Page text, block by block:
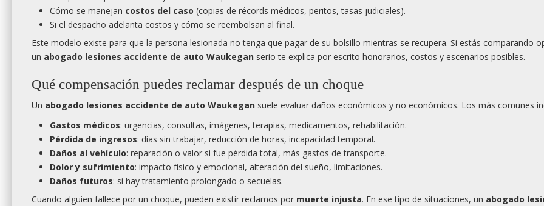
Cómo se manejan costos del caso (copias de récords médicos, peritos, tasas judiciales).
Si el despacho adelanta costos y cómo se reembolsan al final.
Este modelo existe para que la persona lesionada no tenga que pagar de su bolsillo mientras se recupera. Si estás comparando
un abogado lesiones accidente de auto Waukegan serio te explica por escrito honorarios, costos y escenarios posibles.
Qué compensación puedes reclamar después de un choque
Un abogado lesiones accidente de auto Waukegan suele evaluar daños económicos y no económicos. Los más comunes
Gastos médicos: urgencias, consultas, imágenes, terapias, medicamentos, rehabilitación.
Pérdida de ingresos: días sin trabajar, reducción de horas, incapacidad temporal.
Daños al vehículo: reparación o valor si fue pérdida total, más gastos de transporte.
Dolor y sufrimiento: impacto físico y emocional, alteración del sueño, limitaciones.
Daños futuros: si hay tratamiento prolongado o secuelas.
Cuando alguien fallece por un choque, pueden existir reclamos por muerte injusta. En ese tipo de situaciones, un abogado